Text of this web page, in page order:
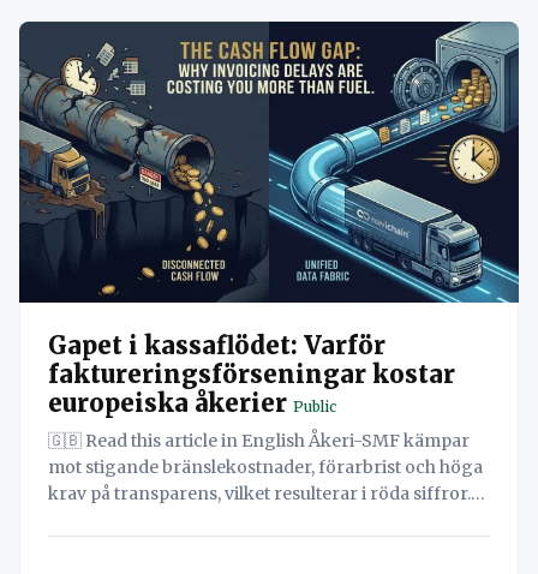
Gapet i kassaflödet: Varför
faktureringsförseningar kostar
europeiska åkerier Public
🇬🇧 Read this article in English Åkeri-SMF kämpar
mot stigande bränslekostnader, förarbrist och höga
krav på transparens, vilket resulterar i röda siffror.